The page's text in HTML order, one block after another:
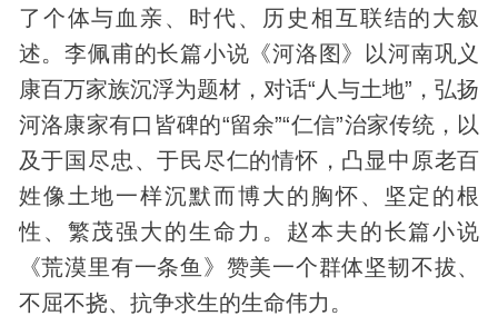
了个体与血亲、时代、历史相互联结的大叙
述。李佩甫的长篇小说《河洛图》以河南巩义
康百万家族沉浮为题材，对话“人与土地”，弘扬
河洛康家有口皆碑的“留余”“仁信”治家传统，以
及于国尽忠、于民尽仁的情怀，凸显中原老百
姓像土地一样沉默而博大的胸怀、坚定的根
性、繁茂强大的生命力。赵本夫的长篇小说
《荒漠里有一条鱼》赞美一个群体坚韧不拔、
不屈不挠、抗争求生的生命伟力。